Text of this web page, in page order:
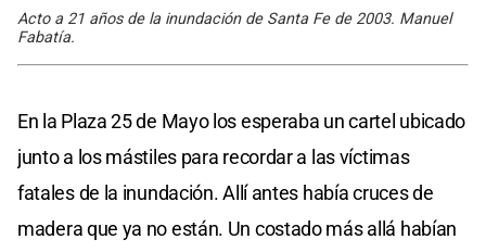
Acto a 21 años de la inundación de Santa Fe de 2003. Manuel
Fabatía.
En la Plaza 25 de Mayo los esperaba un cartel ubicado
junto a los mástiles para recordar a las víctimas
fatales de la inundación. Allí antes había cruces de
madera que ya no están. Un costado más allá habían